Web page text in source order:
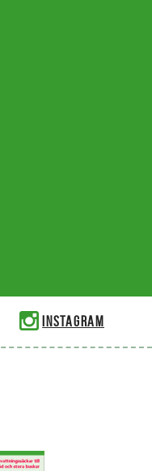
Instagram